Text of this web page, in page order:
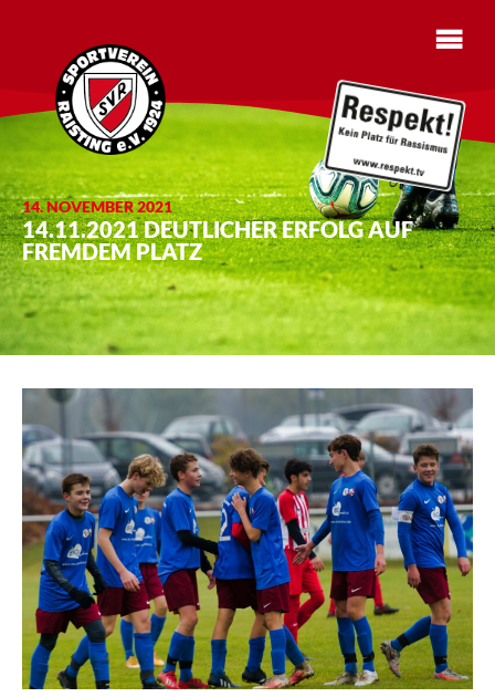
14. NOVEMBER 2021
14.11.2021 DEUTLICHER ERFOLG AUF
FREMDEM PLATZ